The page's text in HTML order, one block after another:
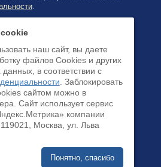
.
филармония
картами
наш сайт, вы даете
файлов Cookies и других
данных, в соответствии с
. Заблокировать
сайтом можно в
Cайт использует сервис
компании
Москва, ул. Льва
Понятно, спасибо